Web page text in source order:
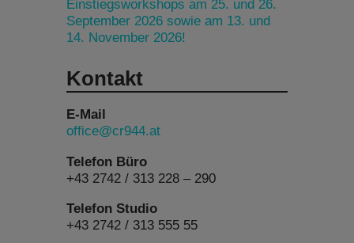
Einstiegsworkshops am 25. und 26.
September 2026 sowie am 13. und
14. November 2026!
Kontakt
E-Mail
office@cr944.at
Telefon Büro
+43 2742 / 313 228 – 290
Telefon Studio
+43 2742 / 313 555 55